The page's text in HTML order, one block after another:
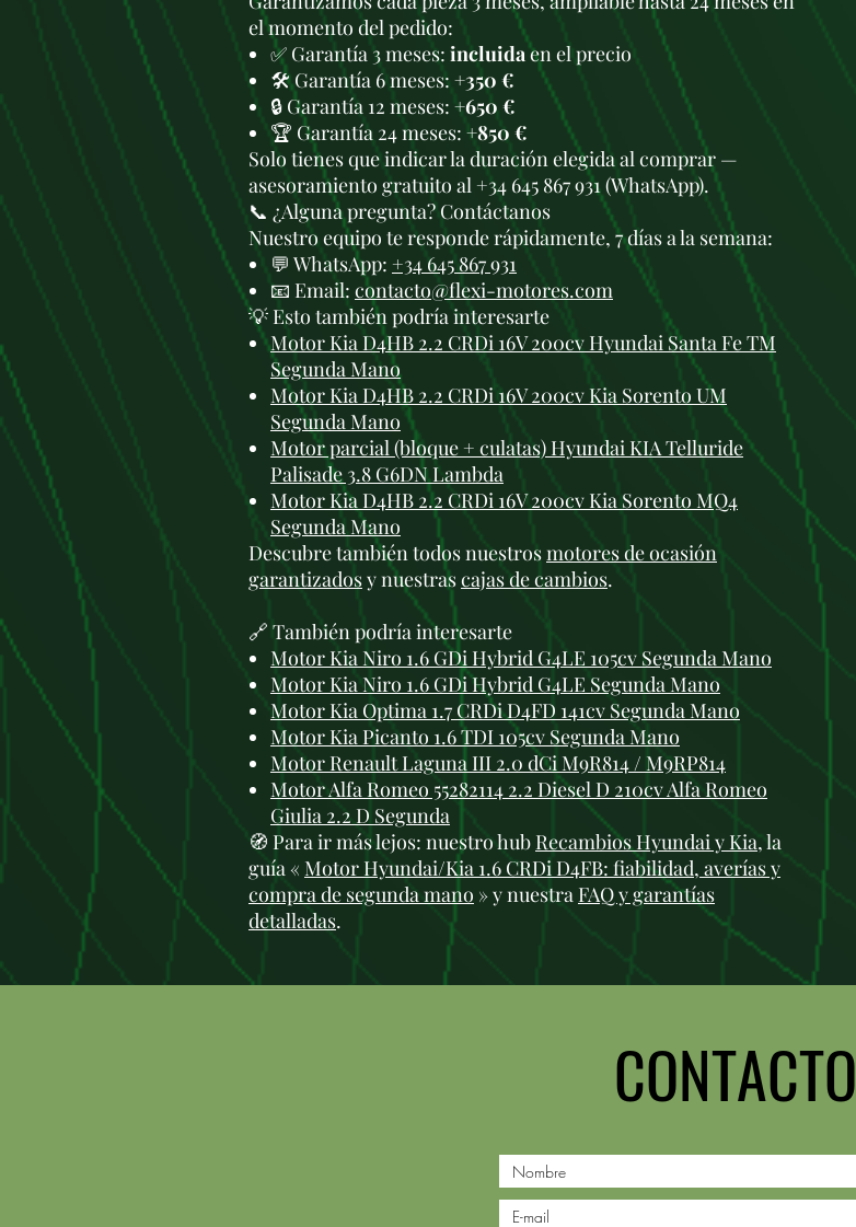
el momento del pedido:
✅ Garantía 3 meses: incluidaen el precio
🛠️ Garantía 6 meses: +350 €
🔒 Garantía 12 meses: +650 €
🏆 Garantía 24 meses: +850 €
Solo tienes que indicar la duración elegida al comprar —
asesoramiento gratuito al +34 645 867 931 (WhatsApp).
📞 ¿Alguna pregunta? Contáctanos
Nuestro equipo te responde rápidamente, 7 días a la semana:
💬 WhatsApp: +34 645 867 931
📧 Email: contacto@flexi-motores.com
💡 Esto también podría interesarte
Motor Kia D4HB 2.2 CRDi 16V 200cv Hyundai Santa Fe TM
Segunda Mano
Motor Kia D4HB 2.2 CRDi 16V 200cv Kia Sorento UM
Segunda Mano
Motor parcial (bloque + culatas) Hyundai KIA Telluride
Palisade 3.8 G6DN Lambda
Motor Kia D4HB 2.2 CRDi 16V 200cv Kia Sorento MQ4
Segunda Mano
Descubre también todos nuestrosmotores de ocasión
garantizadosy nuestrascajas de cambios.
🔗 También podría interesarte
Motor Kia Niro 1.6 GDi Hybrid G4LE 105cv Segunda Mano
Motor Kia Niro 1.6 GDi Hybrid G4LE Segunda Mano
Motor Kia Optima 1.7 CRDi D4FD 141cv Segunda Mano
Motor Kia Picanto 1.6 TDI 105cv Segunda Mano
Motor Renault Laguna III 2.0 dCi M9R814 / M9RP814
Motor Alfa Romeo 55282114 2.2 Diesel D 210cv Alfa Romeo
Giulia 2.2 D Segunda
🧭 Para ir más lejos: nuestro hub Recambios Hyundai y Kia, la
guía « Motor Hyundai/Kia 1.6 CRDi D4FB: fiabilidad, averías y
compra de segunda mano » y nuestra FAQ y garantías
detalladas.
CONTACTO